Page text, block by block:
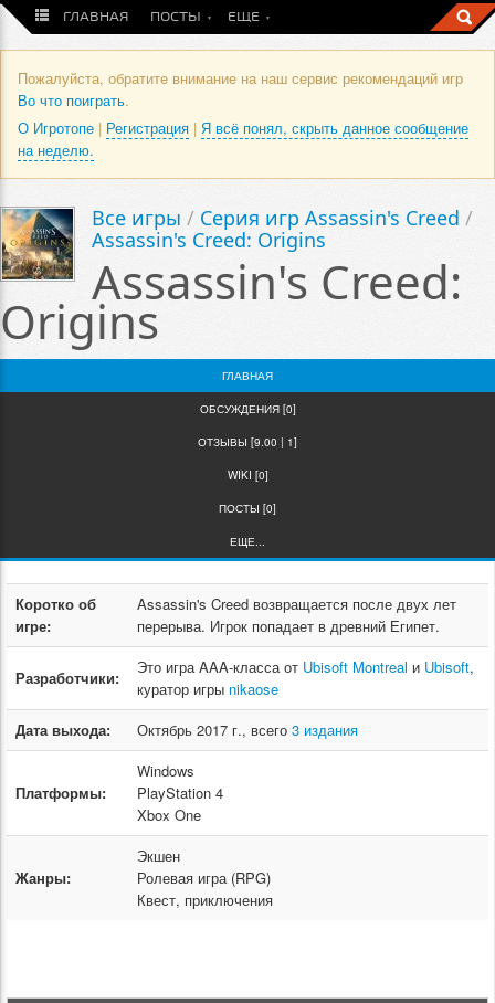
ГЛАВНАЯ ПОСТЫ ЕЩЕ
Пожалуйста, обратите внимание на наш сервис рекомендаций игр
Во что поиграть.
О Игротопе | Регистрация | Я всё понял, скрыть данное сообщение
на неделю.
Все игры / Серия игр Assassin's Creed /
Assassin's Creed: Origins
Assassin's Creed:
Origins
ГЛАВНАЯ
ОБСУЖДЕНИЯ [0]
ОТЗЫВЫ [9.00 | 1]
WIKI [0]
ПОСТЫ [0]
ЕЩЕ...
Коротко об
игре:
Assassin's Creed возвращается после двух лет
перерыва. Игрок попадает в древний Египет.
Разработчики:
Это игра AAA-класса от Ubisoft Montreal и Ubisoft,
куратор игры nikaose
Дата выхода:
Октябрь 2017 г., всего 3 издания
Платформы:
Windows
PlayStation 4
Xbox One
Жанры:
Экшен
Ролевая игра (RPG)
Квест, приключения